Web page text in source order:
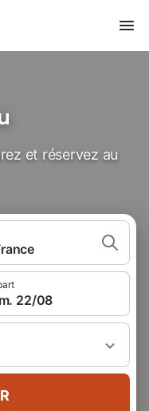
et réservez au
22/08